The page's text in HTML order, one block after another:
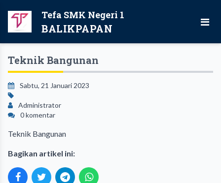
Tefa SMK Negeri 1
BALIKPAPAN
Teknik Bangunan
Sabtu, 21 Januari 2023
Administrator
0 komentar
Teknik Bangunan
Bagikan artikel ini: